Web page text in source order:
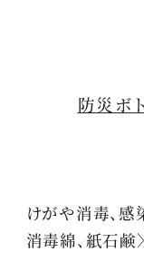
防災ボ
けがや消毒、感
消毒綿、紙石鹸〉